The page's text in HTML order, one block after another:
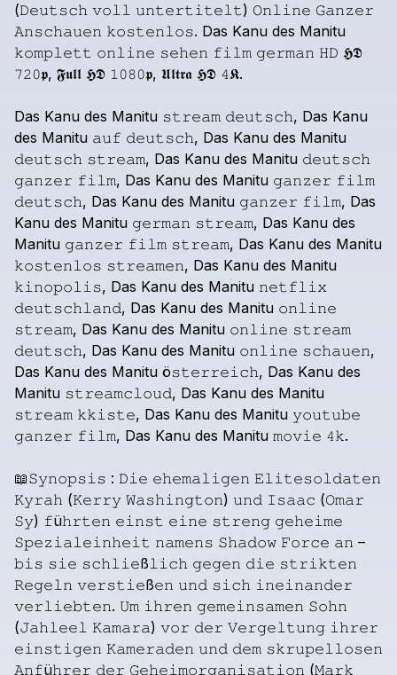
(𝙳𝚎𝚞𝚝𝚜𝚌𝚑 𝚟𝚘𝚕𝚕 𝚞𝚗𝚝𝚎𝚛𝚝𝚒𝚝𝚎𝚕𝚝) 𝙾𝚗𝚕𝚒𝚗𝚎 𝙶𝚊𝚗𝚣𝚎𝚛
𝙰𝚗𝚜𝚌𝚑𝚊𝚞𝚎𝚗 𝚔𝚘𝚜𝚝𝚎𝚗𝚕𝚘𝚜. Das Kanu des Manitu
𝚔𝚘𝚖𝚙𝚕𝚎𝚝𝚝 𝚘𝚗𝚕𝚒𝚗𝚎 𝚜𝚎𝚑𝚎𝚗 𝚏𝚒𝚕𝚖 𝚐𝚎𝚛𝚖𝚊𝚗 𝙷𝙳 𝕳𝕯
𝟽𝟸𝟶𝖕, 𝕱𝖚𝖑𝖑 𝕳𝕯 𝟷𝟶𝟾𝟶𝖕, 𝖀𝖑𝖙𝖗𝖆 𝕳𝕯 𝟺𝕶.
Das Kanu des Manitu 𝚜𝚝𝚛𝚎𝚊𝚖 𝚍𝚎𝚞𝚝𝚜𝚌𝚑, Das Kanu
des Manitu 𝚊𝚞𝚏 𝚍𝚎𝚞𝚝𝚜𝚌𝚑, Das Kanu des Manitu
𝚍𝚎𝚞𝚝𝚜𝚌𝚑 𝚜𝚝𝚛𝚎𝚊𝚖, Das Kanu des Manitu 𝚍𝚎𝚞𝚝𝚜𝚌𝚑
𝚐𝚊𝚗𝚣𝚎𝚛 𝚏𝚒𝚕𝚖, Das Kanu des Manitu 𝚐𝚊𝚗𝚣𝚎𝚛 𝚏𝚒𝚕𝚖
𝚍𝚎𝚞𝚝𝚜𝚌𝚑, Das Kanu des Manitu 𝚐𝚊𝚗𝚣𝚎𝚛 𝚏𝚒𝚕𝚖, Das
Kanu des Manitu 𝚐𝚎𝚛𝚖𝚊𝚗 𝚜𝚝𝚛𝚎𝚊𝚖, Das Kanu des
Manitu 𝚐𝚊𝚗𝚣𝚎𝚛 𝚏𝚒𝚕𝚖 𝚜𝚝𝚛𝚎𝚊𝚖, Das Kanu des Manitu
𝚔𝚘𝚜𝚝𝚎𝚗𝚕𝚘𝚜 𝚜𝚝𝚛𝚎𝚊𝚖𝚎𝚗, Das Kanu des Manitu
𝚔𝚒𝚗𝚘𝚙𝚘𝚕𝚒𝚜, Das Kanu des Manitu 𝚗𝚎𝚝𝚏𝚕𝚒𝚡
𝚍𝚎𝚞𝚝𝚜𝚌𝚑𝚕𝚊𝚗𝚍, Das Kanu des Manitu 𝚘𝚗𝚕𝚒𝚗𝚎
𝚜𝚝𝚛𝚎𝚊𝚖, Das Kanu des Manitu 𝚘𝚗𝚕𝚒𝚗𝚎 𝚜𝚝𝚛𝚎𝚊𝚖
𝚍𝚎𝚞𝚝𝚜𝚌𝚑, Das Kanu des Manitu 𝚘𝚗𝚕𝚒𝚗𝚎 𝚜𝚌𝚑𝚊𝚞𝚎𝚗,
Das Kanu des Manitu ö𝚜𝚝𝚎𝚛𝚛𝚎𝚒𝚌𝚑, Das Kanu des
Manitu 𝚜𝚝𝚛𝚎𝚊𝚖𝚌𝚕𝚘𝚞𝚍, Das Kanu des Manitu
𝚜𝚝𝚛𝚎𝚊𝚖 𝚔𝚔𝚒𝚜𝚝𝚎, Das Kanu des Manitu 𝚢𝚘𝚞𝚝𝚞𝚋𝚎
𝚐𝚊𝚗𝚣𝚎𝚛 𝚏𝚒𝚕𝚖, Das Kanu des Manitu 𝚖𝚘𝚟𝚒𝚎 𝟺𝚔.
📖𝚂𝚢𝚗𝚘𝚙𝚜𝚒𝚜 : 𝙳𝚒𝚎 𝚎𝚑𝚎𝚖𝚊𝚕𝚒𝚐𝚎𝚗 𝙴𝚕𝚒𝚝𝚎𝚜𝚘𝚕𝚍𝚊𝚝𝚎𝚗
𝙺𝚢𝚛𝚊𝚑 (𝙺𝚎𝚛𝚛𝚢 𝚆𝚊𝚜𝚑𝚒𝚗𝚐𝚝𝚘𝚗) 𝚞𝚗𝚍 𝙸𝚜𝚊𝚊𝚌 (𝙾𝚖𝚊𝚛
𝚂𝚢) 𝚏ü𝚑𝚛𝚝𝚎𝚗 𝚎𝚒𝚗𝚜𝚝 𝚎𝚒𝚗𝚎 𝚜𝚝𝚛𝚎𝚗𝚐 𝚐𝚎𝚑𝚎𝚒𝚖𝚎
𝚂𝚙𝚎𝚣𝚒𝚊𝚕𝚎𝚒𝚗𝚑𝚎𝚒𝚝 𝚗𝚊𝚖𝚎𝚗𝚜 𝚂𝚑𝚊𝚍𝚘𝚠 𝙵𝚘𝚛𝚌𝚎 𝚊𝚗 –
𝚋𝚒𝚜 𝚜𝚒𝚎 𝚜𝚌𝚑𝚕𝚒𝚎ß𝚕𝚒𝚌𝚑 𝚐𝚎𝚐𝚎𝚗 𝚍𝚒𝚎 𝚜𝚝𝚛𝚒𝚔𝚝𝚎𝚗
𝚁𝚎𝚐𝚎𝚕𝚗 𝚟𝚎𝚛𝚜𝚝𝚒𝚎ß𝚎𝚗 𝚞𝚗𝚍 𝚜𝚒𝚌𝚑 𝚒𝚗𝚎𝚒𝚗𝚊𝚗𝚍𝚎𝚛
𝚟𝚎𝚛𝚕𝚒𝚎𝚋𝚝𝚎𝚗. 𝚄𝚖 𝚒𝚑𝚛𝚎𝚗 𝚐𝚎𝚖𝚎𝚒𝚗𝚜𝚊𝚖𝚎𝚗 𝚂𝚘𝚑𝚗
(𝙹𝚊𝚑𝚕𝚎𝚎𝚕 𝙺𝚊𝚖𝚊𝚛𝚊) 𝚟𝚘𝚛 𝚍𝚎𝚛 𝚅𝚎𝚛𝚐𝚎𝚕𝚝𝚞𝚗𝚐 𝚒𝚑𝚛𝚎𝚛
𝚎𝚒𝚗𝚜𝚝𝚒𝚐𝚎𝚗 𝙺𝚊𝚖𝚎𝚛𝚊𝚍𝚎𝚗 𝚞𝚗𝚍 𝚍𝚎𝚖 𝚜𝚔𝚛𝚞𝚙𝚎𝚕𝚕𝚘𝚜𝚎𝚗
𝙰𝚗𝚏ü𝚑𝚛𝚎𝚛 𝚍𝚎𝚛 𝙶𝚎𝚑𝚎𝚒𝚖𝚘𝚛𝚐𝚊𝚗𝚒𝚜𝚊𝚝𝚒𝚘𝚗 (𝙼𝚊𝚛𝚔